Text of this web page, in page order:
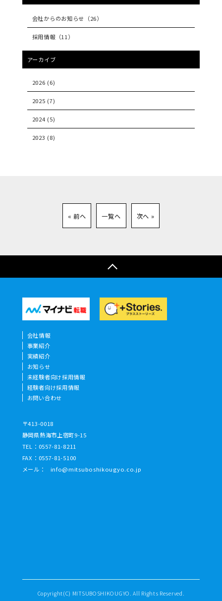
会社からのお知らせ （26）
採用情報（11）
アーカイブ
2026 (6)
2025 (7)
2024 (5)
2023 (8)
« 前へ 一覧へ 次へ »
会社情報
事業紹介
実績紹介
お知らせ
未経験者向け採用情報
経験者向け採用情報
お問い合わせ
〒413-0018
静岡県熱海市上宿町9-15
TEL： 0557-81-8211
FAX：0557-81-5100
メール：
info@mitsuboshikougyo.co.jp
Copyright(C) MITSUBOSHIKOUGYO. All Rights Reserved.